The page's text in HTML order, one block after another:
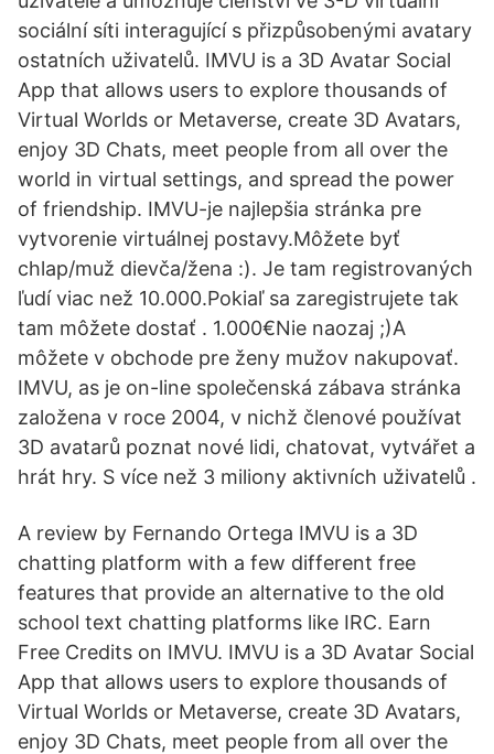
sociální síti interagující s přizpůsobenými avatary
ostatních uživatelů. IMVU is a 3D Avatar Social
App that allows users to explore thousands of
Virtual Worlds or Metaverse, create 3D Avatars,
enjoy 3D Chats, meet people from all over the
world in virtual settings, and spread the power
of friendship. IMVU-je najlepšia stránka pre
vytvorenie virtuálnej postavy.Môžete byť
chlap/muž dievča/žena :). Je tam registrovaných
ľudí viac než 10.000.Pokiaľ sa zaregistrujete tak
tam môžete dostať . 1.000€Nie naozaj ;)A
môžete v obchode pre ženy mužov nakupovať.
IMVU, as je on-line společenská zábava stránka
založena v roce 2004, v nichž členové používat
3D avatarů poznat nové lidi, chatovat, vytvářet a
hrát hry. S více než 3 miliony aktivních uživatelů .
A review by Fernando Ortega IMVU is a 3D
chatting platform with a few different free
features that provide an alternative to the old
school text chatting platforms like IRC. Earn
Free Credits on IMVU. IMVU is a 3D Avatar Social
App that allows users to explore thousands of
Virtual Worlds or Metaverse, create 3D Avatars,
enjoy 3D Chats, meet people from all over the